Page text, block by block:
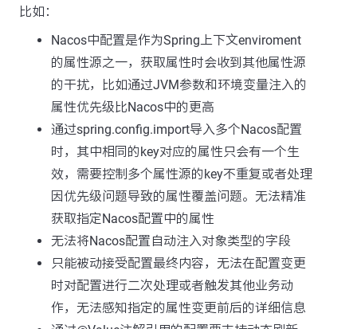
比如：
Nacos中配置是作为Spring上下文enviroment
的属性源之一，获取属性时会收到其他属性源
的干扰，比如通过JVM参数和环境变量注入的
属性优先级比Nacos中的更高
通过spring.config.import导入多个Nacos配置
时，其中相同的key对应的属性只会有一个生
效，需要控制多个属性源的key不重复或者处理
因优先级问题导致的属性覆盖问题。无法精准
获取指定Nacos配置中的属性
无法将Nacos配置自动注入对象类型的字段
只能被动接受配置最终内容，无法在配置变更
时对配置进行二次处理或者触发其他业务动
作，无法感知指定的属性变更前后的详细信息